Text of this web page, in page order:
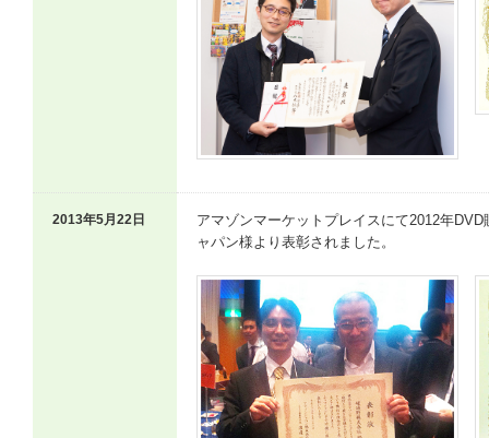
2013年5月22日
アマゾンマーケットプレイスにて2012年
ャパン様より表彰されました。